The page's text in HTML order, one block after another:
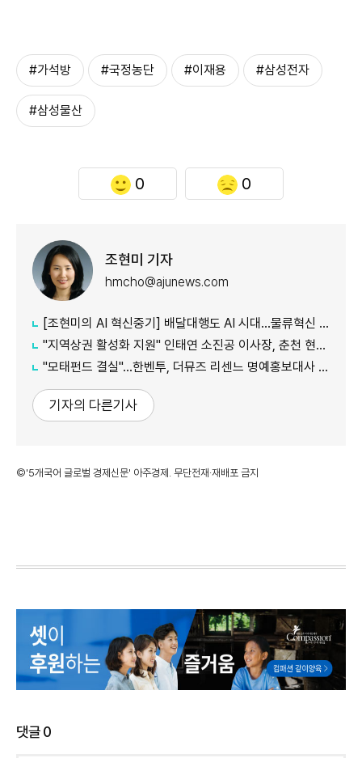
#가석방 #국정농단 #이재용 #삼성전자
#삼성물산
0 0
조현미 기자
hmcho@ajunews.com
[조현미의 AI 혁신중기] 배달대행도 AI 시대…물류혁신 선도하는 부릉
"지역상권 활성화 지원" 인태연 소진공 이사장, 춘천 현장방문
"모태펀드 결실"…한벤투, 더뮤즈 리센느 명예홍보대사 임명
기자의 다른기사
©'5개국어 글로벌 경제신문' 아주경제. 무단전재·재배포 금지
댓글0